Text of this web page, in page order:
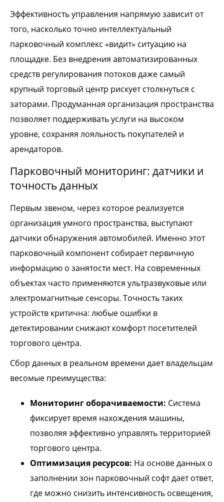
Эффективность управления напрямую зависит от
того, насколько точно интеллектуальный
парковочный комплекс «видит» ситуацию на
площадке. Без внедрения автоматизированных
средств регулирования потоков даже самый
крупный торговый центр рискует столкнуться с
заторами. Продуманная организация пространства
позволяет поддерживать услуги на высоком
уровне, сохраняя лояльность покупателей и
арендаторов.
Парковочный мониторинг: датчики и
точность данных
Первым звеном, через которое реализуется
организация умного пространства, выступают
датчики обнаружения автомобилей. Именно этот
парковочный компонент собирает первичную
информацию о занятости мест. На современных
объектах часто применяются ультразвуковые или
электромагнитные сенсоры. Точность таких
устройств критична: любые ошибки в
детектировании снижают комфорт посетителей
торгового центра.
Сбор данных в реальном времени дает владельцам
весомые преимущества:
Мониторинг оборачиваемости: Система
фиксирует время нахождения машины,
позволяя эффективно управлять территорией
торгового центра.
Оптимизация ресурсов: На основе данных о
заполнении зон парковочный софт дает ответ,
где можно снизить интенсивность освещения,